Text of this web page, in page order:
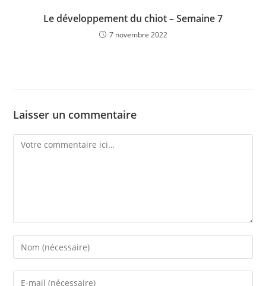
Le développement du chiot – Semaine 7
7 novembre 2022
Laisser un commentaire
Comment
Enter
your
name
Enter